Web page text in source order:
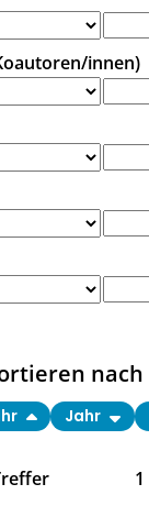
innen)
1
nach
Jahr